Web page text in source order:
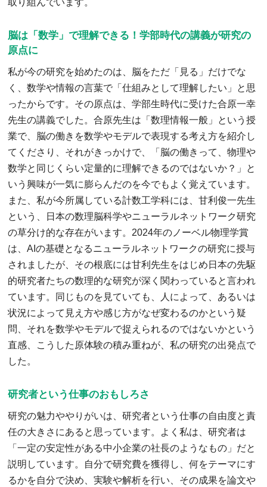
取り組んでいます。
脳は「数学」で理解できる！学部時代の講義が研究の
原点に
私が今の研究を始めたのは、脳をただ「見る」だけでな
く、数学や情報の言葉で「仕組みとして理解したい」と思
ったからです。その原点は、学部生時代に受けた合原一幸
先生の講義でした。合原先生は「数理情報一般」という授
業で、脳の働きを数学やモデルで表現する考え方を紹介し
てくださり、それがきっかけで、「脳の働きって、物理や
数学と同じくらい定量的に理解できるのではないか？」と
いう興味が一気に膨らんだのを今でもよく覚えています。
また、私が今所属している計数工学科には、甘利俊一先生
という、日本の数理脳科学やニューラルネットワーク研究
の草分け的な存在がいます。2024年のノーベル物理学賞
は、AIの基礎となるニューラルネットワークの研究に授与
されましたが、その根底には甘利先生をはじめ日本の先駆
的研究者たちの数理的な研究が深く関わっていると言われ
ています。同じものを見ていても、人によって、あるいは
状況によって見え方や感じ方がなぜ変わるのかという疑
問、それを数学やモデルで捉えられるのではないかという
直感、こうした原体験の積み重ねが、私の研究の出発点で
した。
研究者という仕事のおもしろさ
研究の魅力ややりがいは、研究者という仕事の自由度と責
任の大きさにあると思っています。よく私は、研究者は
「一定の安定性がある中小企業の社長のようなもの」だと
説明しています。自分で研究費を獲得し、何をテーマにす
るかを自分で決め、実験や解析を行い、その成果を論文や